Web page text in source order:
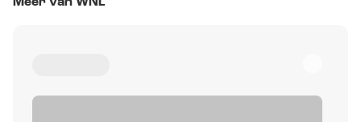
Meer van WNL